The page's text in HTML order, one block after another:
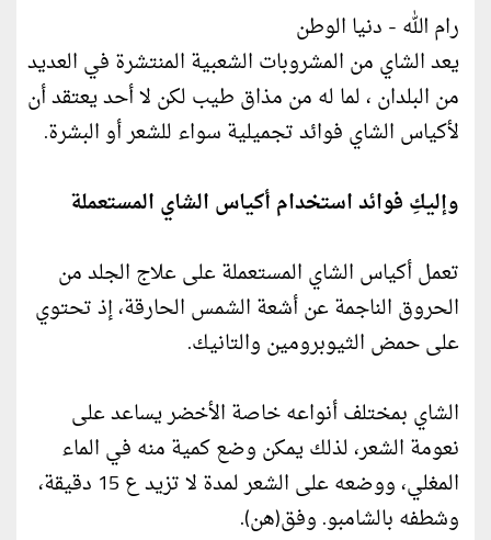
رام الله - دنيا الوطن
يعد الشاي من المشروبات الشعبية المنتشرة في العديد
من البلدان ، لما له من مذاق طيب لكن لا أحد يعتقد أن
لأكياس الشاي فوائد تجميلية سواء للشعر أو البشرة.
وإليكِ فوائد استخدام أكياس الشاي المستعملة
تعمل أكياس الشاي المستعملة على علاج الجلد من
الحروق الناجمة عن أشعة الشمس الحارقة، إذ تحتوي
على حمض الثيوبرومين والتانيك.
الشاي بمختلف أنواعه خاصة الأخضر يساعد على
نعومة الشعر، لذلك يمكن وضع كمية منه في الماء
المغلي، ووضعه على الشعر لمدة لا تزيد ع 15 دقيقة،
وشطفه بالشامبو. وفق(هن).